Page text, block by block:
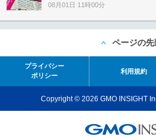
08月01日 11時00分
ページの先
プライバシー
ポリシー
利用規約
Copyright © 2026 GMO INSIGHT